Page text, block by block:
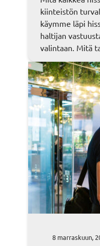
kiinteistön
käymme läpi
haltijan
valintaan. Mitä
8 marraskuun,